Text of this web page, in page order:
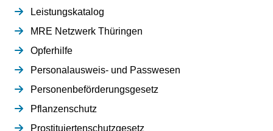
Leistungskatalog
MRE Netzwerk Thüringen
Opferhilfe
Personalausweis- und Passwesen
Personenbeförderungsgesetz
Pflanzenschutz
Prostituiertenschutzgesetz